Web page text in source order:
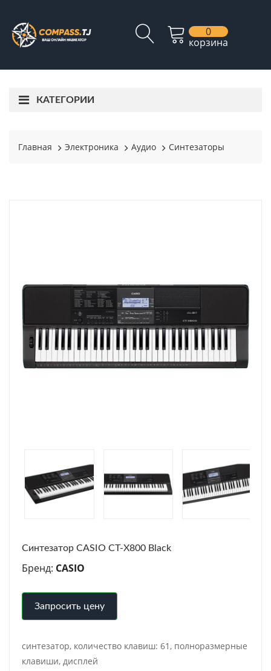
0
корзина
КАТЕГОРИИ
Главная Электроника Аудио Синтезаторы
Синтезатор CASIO CT-X800 Black
Бренд: CASIO
Запросить цену
синтезатор, количество клавиш: 61, полноразмерные
клавиши, дисплей